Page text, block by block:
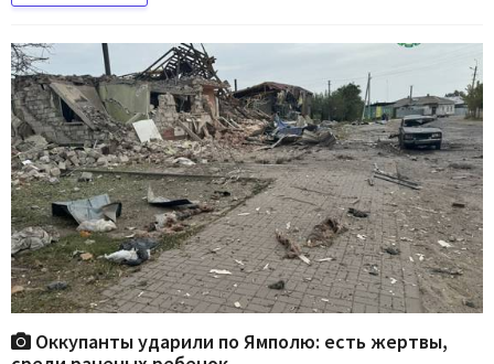
Оккупанты ударили по Ямполю: есть жертвы,